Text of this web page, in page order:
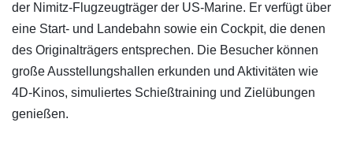
der Nimitz-Flugzeugträger der US-Marine. Er verfügt über
eine Start- und Landebahn sowie ein Cockpit, die denen
des Originalträgers entsprechen. Die Besucher können
große Ausstellungshallen erkunden und Aktivitäten wie
4D-Kinos, simuliertes Schießtraining und Zielübungen
genießen.